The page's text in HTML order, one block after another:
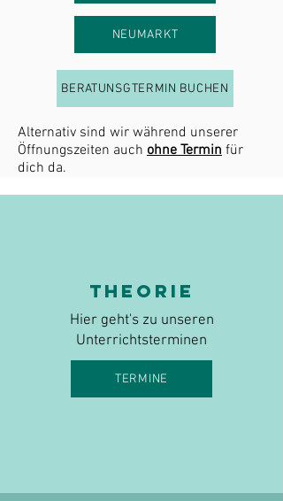
NEUMARKT
BERATUNSGTERMIN BUCHEN
Alternativ sind wir während unserer
Öffnungszeiten auch ohne Termin für
dich da.
Theorie
Hier geht's zu unseren
Unterrichtsterminen
TERMINE